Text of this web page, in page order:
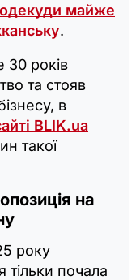
майже
.
30 років
та стояв
в
BLIK.ua
такої
на
року
тільки почала